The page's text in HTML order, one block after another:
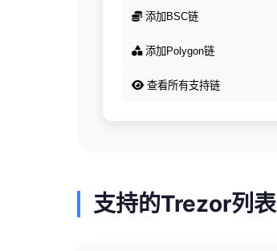
添加BSC链
添加Polygon链
查看所有支持链
支持的Trezor列表